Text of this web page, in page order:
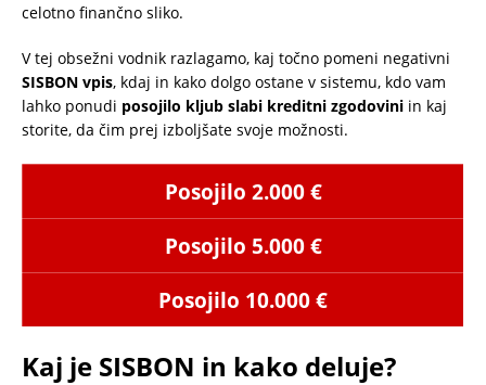
celotno finančno sliko.
V tej obsežni vodnik razlagamo, kaj točno pomeni negativni
SISBON vpis, kdaj in kako dolgo ostane v sistemu, kdo vam
lahko ponudi posojilo kljub slabi kreditni zgodovini in kaj
storite, da čim prej izboljšate svoje možnosti.
Posojilo 2.000 €
Posojilo 5.000 €
Posojilo 10.000 €
Kaj je SISBON in kako deluje?